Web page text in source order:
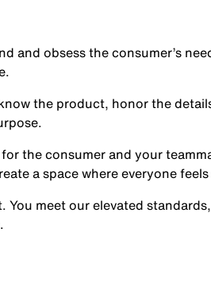
and obsess the consumer’s
the product, honor the
the consumer and your
a space where everyone
You meet our elevated